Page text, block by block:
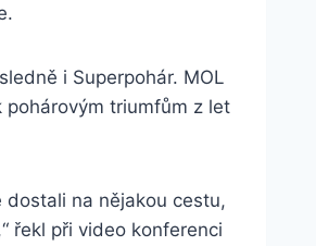
i Superpohár. MOL
triumfům z let
dostali na nějakou cestu,
řekl při video konferenci